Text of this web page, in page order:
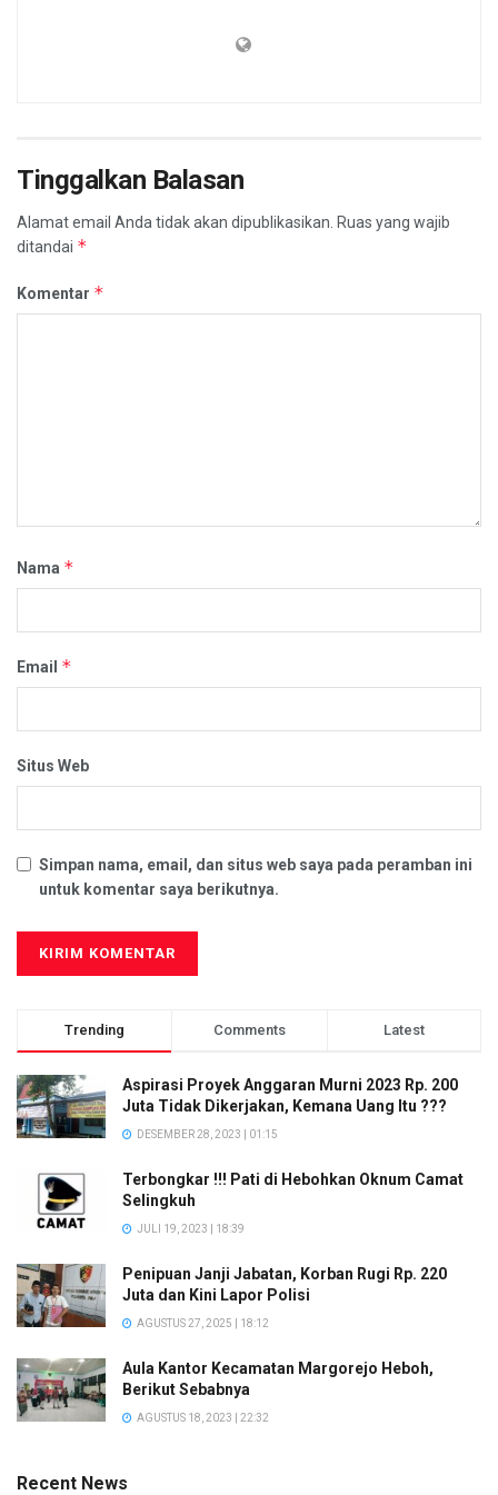
Tinggalkan Balasan
Alamat email Anda tidak akan dipublikasikan. Ruas yang wajib
ditandai *
Komentar *
Nama *
Email *
Situs Web
Simpan nama, email, dan situs web saya pada peramban ini
untuk komentar saya berikutnya.
Trending Comments Latest
Aspirasi Proyek Anggaran Murni 2023 Rp. 200
Juta Tidak Dikerjakan, Kemana Uang Itu ???
DESEMBER 28, 2023 | 01:15
Terbongkar !!! Pati di Hebohkan Oknum Camat
Selingkuh
JULI 19, 2023 | 18:39
Penipuan Janji Jabatan, Korban Rugi Rp. 220
Juta dan Kini Lapor Polisi
AGUSTUS 27, 2025 | 18:12
Aula Kantor Kecamatan Margorejo Heboh,
Berikut Sebabnya
AGUSTUS 18, 2023 | 22:32
Recent News